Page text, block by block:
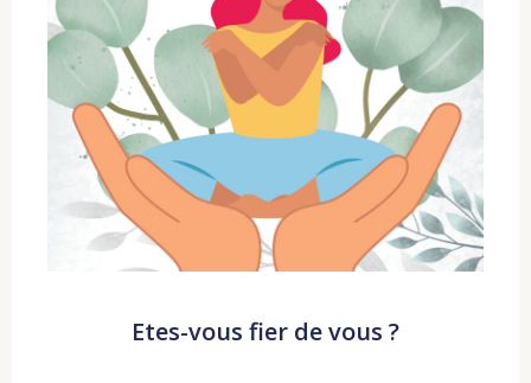
Etes-vous fier de vous ?